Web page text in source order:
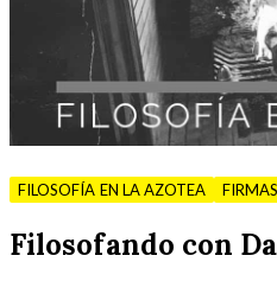
FILOSOFÍA EN LA AZOTEA FIRMAS
Filosofando con